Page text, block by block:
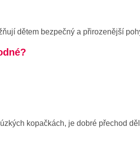
dětem bezpečný a přirozenější
kopačkách, je dobré přechod